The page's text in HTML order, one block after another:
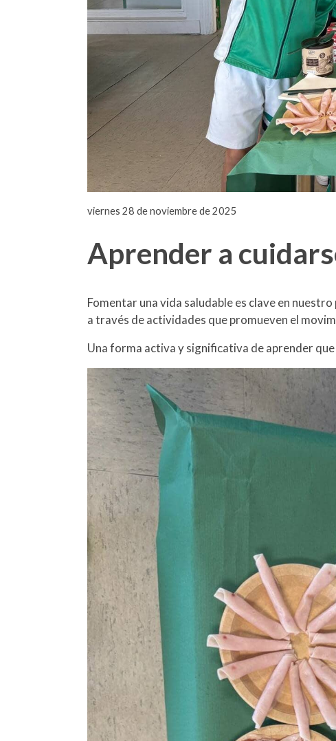
viernes 28 de noviembre de 2025
Aprender a
Fomentar una vida saludable es clave en
a través de actividades que promueven el
Una forma activa y significativa de aprender